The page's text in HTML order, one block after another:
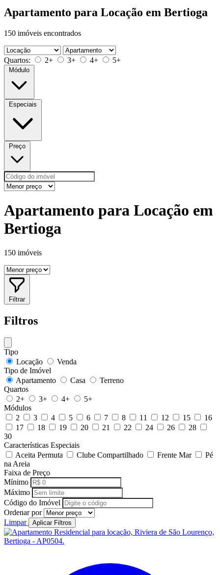
Apartamento para Locação em Bertioga
150 imóveis encontrados
Quartos: 2+ 3+ 4+ 5+
Módulo
Especiais
Preço
Apartamento para Locação em
Bertioga
150 imóveis
Filtrar
Filtros
Tipo
Locação
Venda
Tipo de Imóvel
Apartamento
Casa
Terreno
Quartos
2+
3+ 4+
5+
Módulos
2
3 4 5 6 7 8 11 12 15
16
17
18 19 20 21 22 24 26
28
30
Características Especiais
Aceita Permuta
Clube Compartilhado Frente Mar
Pé
na Areia
Faixa de Preço
Mínimo
Máximo
Código do Imóvel
Ordenar por
Limpar
Aplicar Filtros